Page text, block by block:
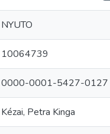
NYUTO
10064739
0000-0001-5427-0127
Kézai, Petra Kinga